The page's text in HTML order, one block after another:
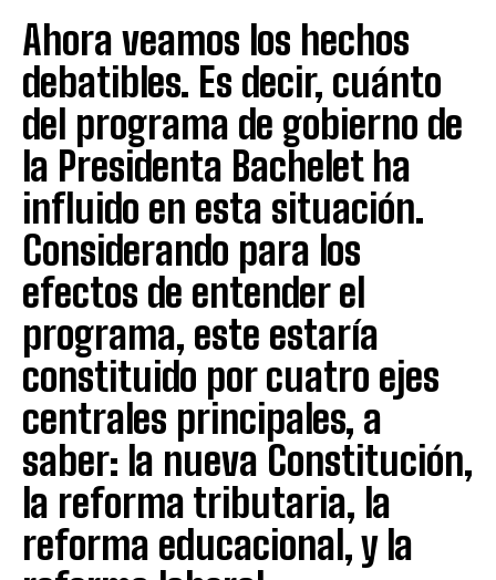
Ahora veamos los hechos
debatibles. Es decir, cuánto
del programa de gobierno de
la Presidenta Bachelet ha
influido en esta situación.
Considerando para los
efectos de entender el
programa, este estaría
constituido por cuatro ejes
centrales principales, a
saber: la nueva Constitución,
la reforma tributaria, la
reforma educacional, y la